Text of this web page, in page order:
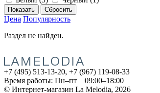
Цена Популярность
Раздел не найден.
+7 (495) 513-13-20, +7 (967) 119-08-33
Время работы: Пн–пт 09:00–18:00
© Интернет-магазин La Melodia, 2026